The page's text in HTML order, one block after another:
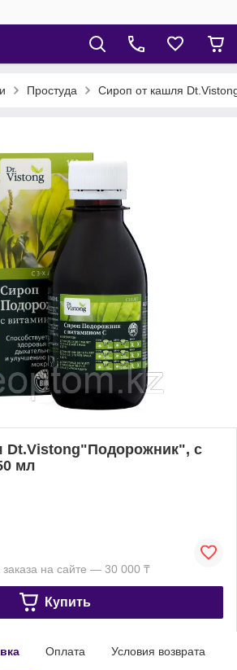
Простуда Сироп от кашля
Dt.Vistong"Подорожник", с
мл
на сайте — 30 000 ₸
Купить
Оплата Условия возврата